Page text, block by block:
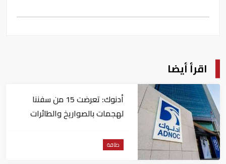
اقرأ أيضا
أدنوك: تعرضت 15 من سفننا
لهجمات بالصواريخ والطائرات
طاقة